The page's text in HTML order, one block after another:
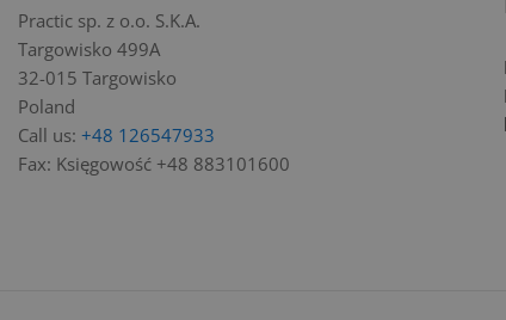
Practic sp. z o.o. S.K.A.
Targowisko 499A
32-015 Targowisko
Poland
Call us: +48 126547933
Fax: Księgowość +48 883101600